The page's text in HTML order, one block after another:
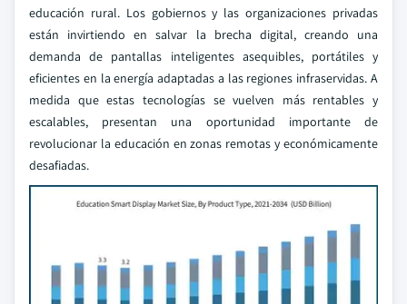
educación rural. Los gobiernos y las organizaciones privadas
están invirtiendo en salvar la brecha digital, creando una
demanda de pantallas inteligentes asequibles, portátiles y
eficientes en la energía adaptadas a las regiones infraservidas. A
medida que estas tecnologías se vuelven más rentables y
escalables, presentan una oportunidad importante de
revolucionar la educación en zonas remotas y económicamente
desafiadas.